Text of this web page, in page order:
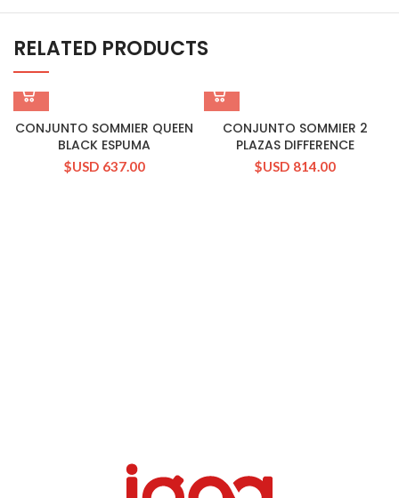
RELATED PRODUCTS
CONJUNTO SOMMIER QUEEN
BLACK ESPUMA
$USD 637.00
CONJUNTO SOMMIER 2
PLAZAS DIFFERENCE
$USD 814.00